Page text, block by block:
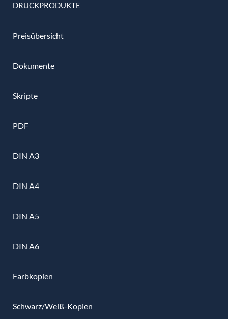
DRUCKPRODUKTE
Preisübersicht
Dokumente
Skripte
PDF
DIN A3
DIN A4
DIN A5
DIN A6
Farbkopien
Schwarz/Weiß-Kopien